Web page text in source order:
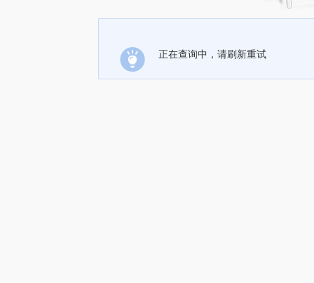
正在查询中，请刷新重试